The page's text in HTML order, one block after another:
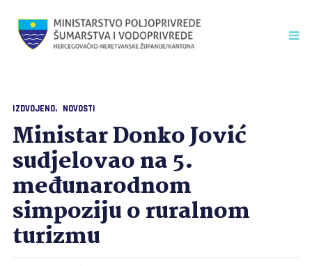
IZDVOJENO NOVOSTI
Ministar Donko Jović
sudjelovao na 5.
međunarodnom
simpoziju o ruralnom
turizmu